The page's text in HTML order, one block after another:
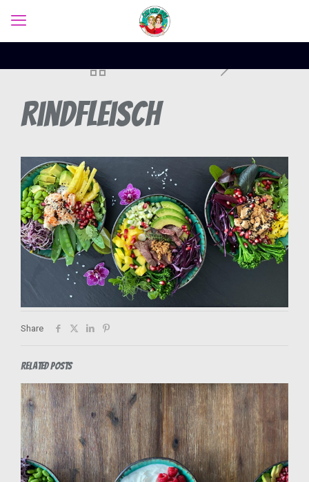
Rindfleisch
Share
Related posts